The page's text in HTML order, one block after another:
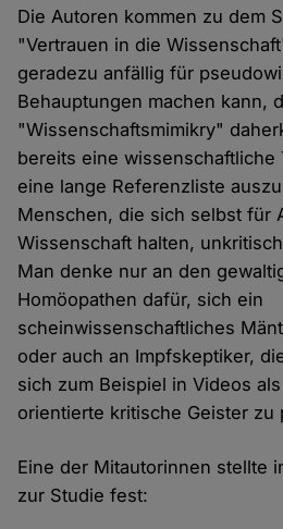
Die Autoren kommen zu dem
"Vertrauen in die
geradezu anfällig für
Behauptungen machen kann,
"Wissenschaftsmimikry"
bereits eine wissenschaftliche
eine lange Referenzliste
Menschen, die sich selbst für
Wissenschaft halten,
Man denke nur an den
Homöopathen dafür, sich ein
scheinwissenschaftliches
oder auch an Impfskeptiker,
sich zum Beispiel in Videos
orientierte kritische Geister zu
Eine der Mitautorinnen stellte
zur Studie fest: